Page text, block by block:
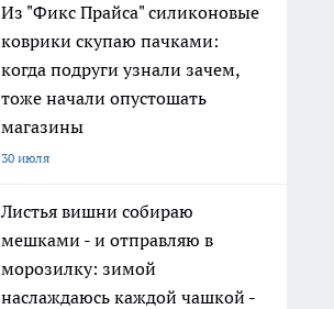
Из "Фикс Прайса" силиконовые
коврики скупаю пачками:
когда подруги узнали зачем,
тоже начали опустошать
магазины
30 июля
Листья вишни собираю
мешками - и отправляю в
морозилку: зимой
наслаждаюсь каждой чашкой -